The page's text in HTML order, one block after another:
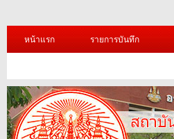
หน้าแรก รายการบันทึก